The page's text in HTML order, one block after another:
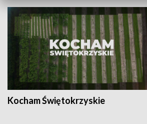
Kocham Świętokrzyskie